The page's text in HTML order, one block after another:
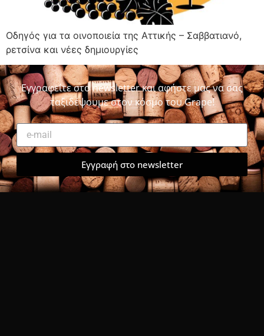
Οδηγός για τα οινοποιεία της Αττικής – Σαββατιανό,
ρετσίνα και νέες δημιουργίες
Εγγραφείτε στο newsletter και αφήστε μας να σας
ταξιδέψουμε στον κόσμο του Grape!
Εγγραφή στο newsletter